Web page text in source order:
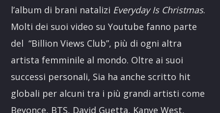
l’album di brani natalizi Everyday Is Christmas.
Molti dei suoi video su Youtube fanno parte
del “Billion Views Club”, più di ogni altra
artista femminile al mondo. Oltre ai suoi
successi personali, Sia ha anche scritto hit
globali per alcuni tra i più grandi artisti come
Beyonce, BTS, David Guetta, Kanye West,